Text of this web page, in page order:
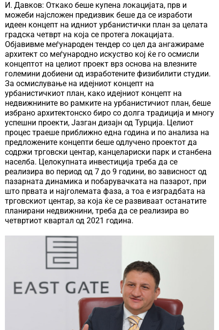
И. Давков: Откако беше купена локацијата, прв и
можеби најсложен предизвик беше да се изработи
идеен концепт на идниот урбанистички план за целата
градска четврт на која се протега локацијата.
Објавивме меѓународен тендер со цел да ангажираме
архитект со меѓународно искуство кој ќе го осмисли
концептот на целиот проект врз основа на влезните
големини добиени од изработените физибилити студии.
За осмислување на идејниот концепт на
урбанистичкиот план, како идејниот концепт на
недвижнините во рамките на урбанистичиот план, беше
избрано архитектонско биро со долга традиција и многу
успешни проекти, Јазган дизајн од Турција. Целиот
процес траеше приближно една година и по анализа на
предложените концепти беше одлучено проектот да
содржи трговски центар, канцелариски парк и станбена
населба. Целокупната инвестиција треба да се
реализира во период од 7 до 9 години, во зависност од
пазарната динамика и побарувачката на пазарот, при
што првата и најголемата фаза, а тоа е изградбата на
трговскиот центар, за која ќе се развиваат останатите
планирани недвижнини, треба да се реализира во
четвртиот квартал од 2021 година.